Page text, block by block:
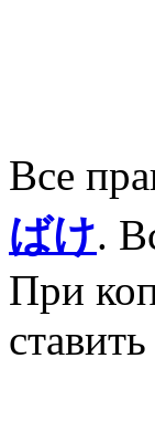
Все
ばけ.
При